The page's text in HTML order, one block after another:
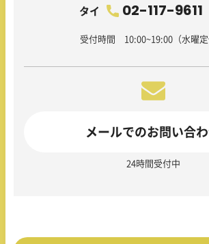
タイ 02-117-9611
受付時間 10:00~19:00（水曜定
メールでのお問い合
24時間受付中